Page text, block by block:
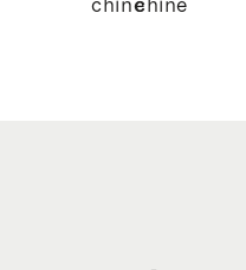
chinéchiné